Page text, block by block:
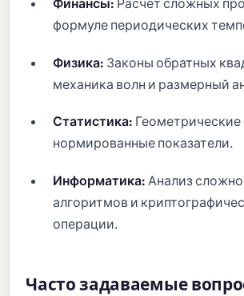
формуле периодических
Физика: Законы обратных
механика волн и размерный
Статистика: Геометрические
нормированные показатели.
Информатика: Анализ
алгоритмов и
операции.
Часто задаваемые